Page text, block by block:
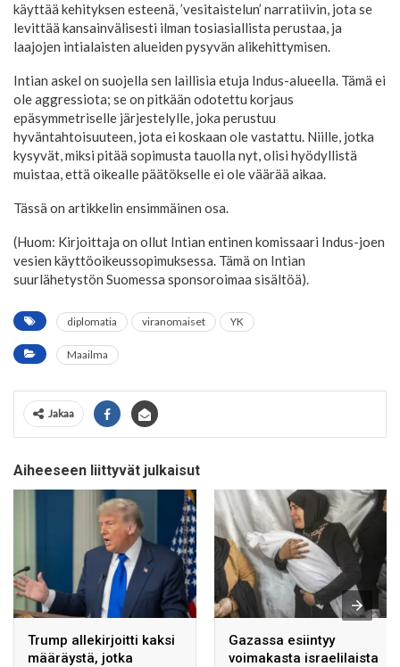
käyttää kehityksen esteenä, ’vesitaistelun’ narratiivin, jota se
levittää kansainvälisesti ilman tosiasiallista perustaa, ja
laajojen intialaisten alueiden pysyvän alikehittymisen.
Intian askel on suojella sen laillisia etuja Indus-alueella. Tämä ei
ole aggressiota; se on pitkään odotettu korjaus
epäsymmetriselle järjestelylle, joka perustuu
hyväntahtoisuuteen, jota ei koskaan ole vastattu. Niille, jotka
kysyvät, miksi pitää sopimusta tauolla nyt, olisi hyödyllistä
muistaa, että oikealle päätökselle ei ole väärää aikaa.
Tässä on artikkelin ensimmäinen osa.
(Huom: Kirjoittaja on ollut Intian entinen komissaari Indus-joen
vesien käyttöoikeussopimuksessa. Tämä on Intian
suurlähetystön Suomessa sponsoroimaa sisältöä).
diplomatia viranomaiset YK
Maailma
Jakaa
Aiheeseen liittyvät julkaisut
Trump allekirjoitti kaksi
määräystä, jotka
Gazassa esiintyy
voimakasta israelilaista